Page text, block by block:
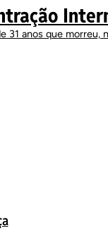
31 anos que morreu,